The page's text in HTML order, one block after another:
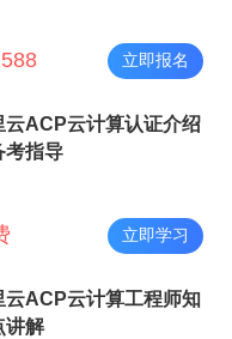
立即报名
云ACP云计算认证介绍
考指导
立即学习
云ACP云计算工程师知
讲解